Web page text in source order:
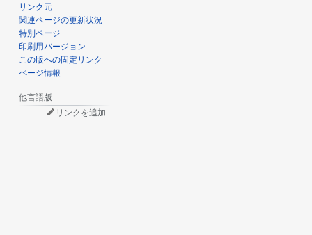
リンク元
関連ページの更新状況
特別ページ
印刷用バージョン
この版への固定リンク
ページ情報
他言語版
リンクを追加